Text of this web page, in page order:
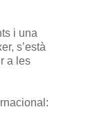
i una
s’està
a les